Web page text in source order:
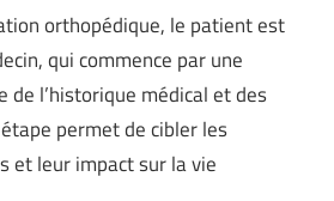
orthopédique, le patient est
qui commence par une
de l’historique médical et des
permet de cibler les
et leur impact sur la vie